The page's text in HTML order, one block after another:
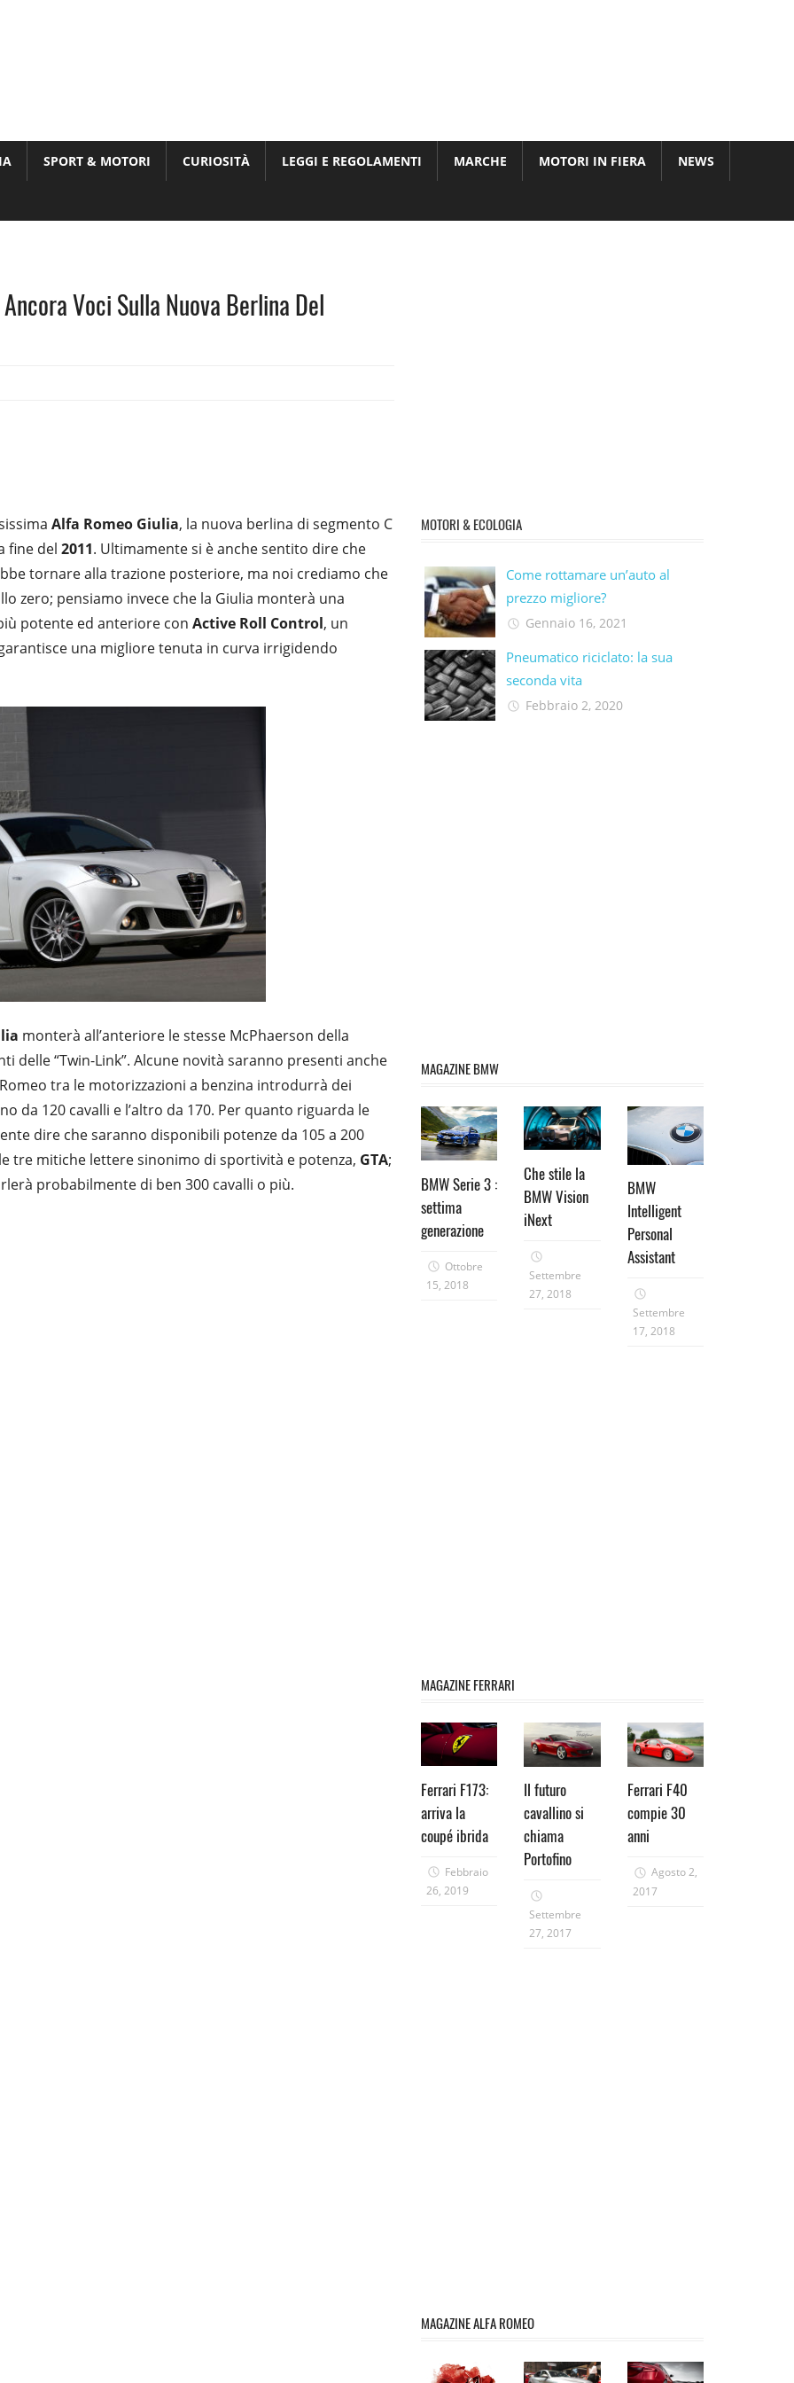
SPORT & MOTORI CURIOSITÀ LEGGI E REGOLAMENTI MARCHE MOTORI IN FIERA NEWS
Voci Sulla Nuova Berlina Del
Alfa Romeo Giulia, la nuova berlina di segmento C
fine del 2011. Ultimamente si è anche sentito dire che
tornare alla trazione posteriore, ma noi crediamo che
zero; pensiamo invece che la Giulia monterà una
potente ed anteriore con Active Roll Control, un
una migliore tenuta in curva irrigidendo
monterà all’anteriore le stesse McPhaerson della
delle “Twin-Link”. Alcune novità saranno presenti anche
tra le motorizzazioni a benzina introdurrà dei
da 120 cavalli e l’altro da 170. Per quanto riguarda le
dire che saranno disponibili potenze da 105 a 200
tre mitiche lettere sinonimo di sportività e potenza, GTA;
probabilmente di ben 300 cavalli o più.
MOTORI & ECOLOGIA
Come rottamare un’auto al
prezzo migliore?
Gennaio 16, 2021
Pneumatico riciclato: la sua
seconda vita​
Febbraio 2, 2020
MAGAZINE BMW
BMW Serie 3 :
settima
generazione
Ottobre
15, 2018
Che stile la
BMW Vision
iNext
Settembre
27, 2018
BMW
Intelligent
Personal
Assistant
Settembre
17, 2018
MAGAZINE FERRARI
Ferrari F173:
arriva la
coupé ibrida
Febbraio
26, 2019
Il futuro
cavallino si
chiama
Portofino
Settembre
27, 2017
Ferrari F40
compie 30
anni
Agosto 2,
2017
MAGAZINE ALFA ROMEO